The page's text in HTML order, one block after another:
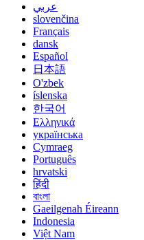
عربي
slovenčina
Français
dansk
Español
日本語
O'zbek
íslenska
한국어
Ελληνικά
українська
Cymraeg
Português
hrvatski
हिंदी
বাংলা
Gaeilgenah Éireann
Indonesia
Việt Nam